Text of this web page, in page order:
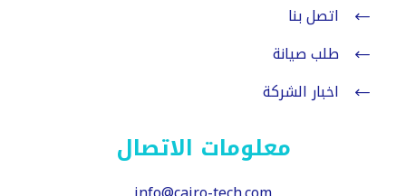
اتصل بنا
طلب صيانة
اخبار الشركة
معلومات الاتصال